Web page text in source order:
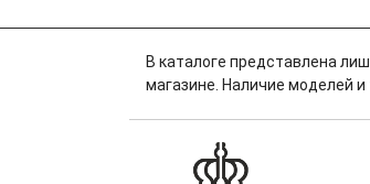
В каталоге представлена
магазине. Наличие моделей